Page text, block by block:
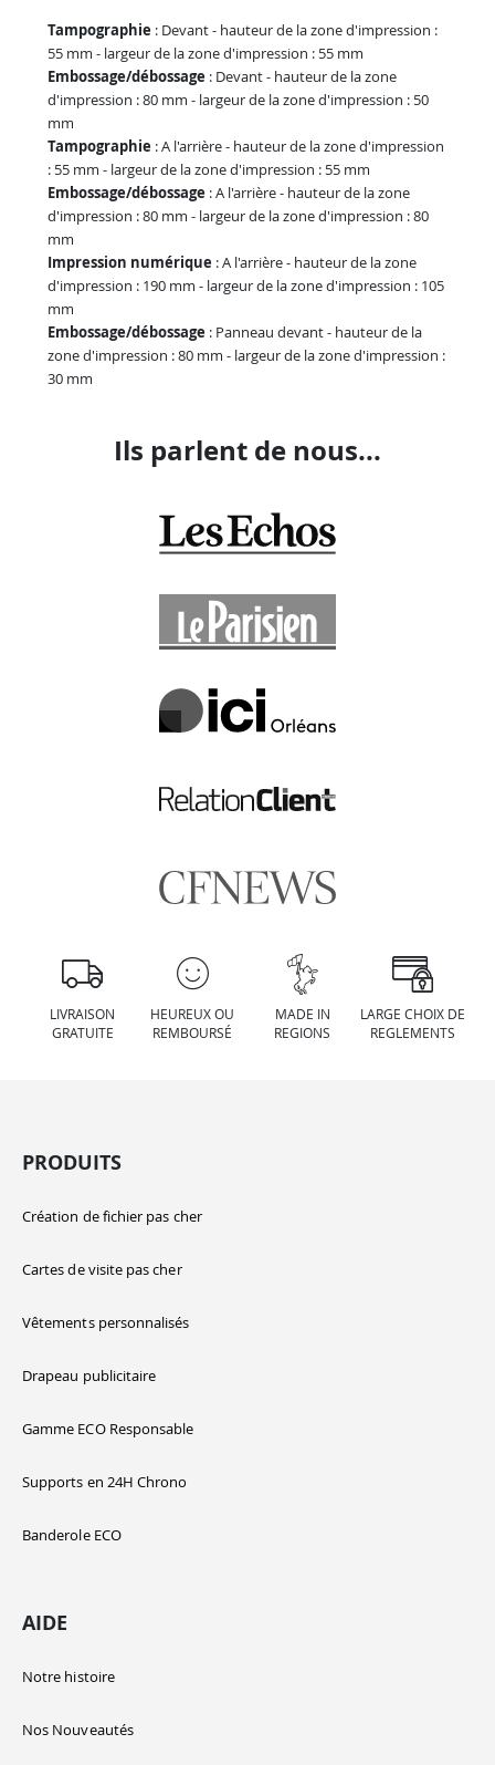
Tampographie : Devant - hauteur de la zone d'impression :
55 mm - largeur de la zone d'impression : 55 mm
Embossage/débossage : Devant - hauteur de la zone
d'impression : 80 mm - largeur de la zone d'impression : 50
mm
Tampographie : A l'arrière - hauteur de la zone d'impression
: 55 mm - largeur de la zone d'impression : 55 mm
Embossage/débossage : A l'arrière - hauteur de la zone
d'impression : 80 mm - largeur de la zone d'impression : 80
mm
Impression numérique : A l'arrière - hauteur de la zone
d'impression : 190 mm - largeur de la zone d'impression : 105
mm
Embossage/débossage : Panneau devant - hauteur de la
zone d'impression : 80 mm - largeur de la zone d'impression :
30 mm
Ils parlent de nous...
LIVRAISON
GRATUITE
HEUREUX OU
REMBOURSÉ
MADE IN
REGIONS
LARGE CHOIX DE
REGLEMENTS
PRODUITS
Création de fichier pas cher
Cartes de visite pas cher
Vêtements personnalisés
Drapeau publicitaire
Gamme ECO Responsable
Supports en 24H Chrono
Banderole ECO
AIDE
Notre histoire
Nos Nouveautés